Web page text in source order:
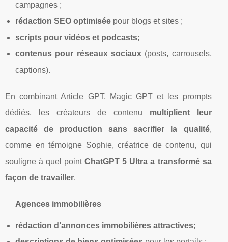
campagnes ;
rédaction SEO optimisée pour blogs et sites ;
scripts pour vidéos et podcasts;
contenus pour réseaux sociaux(posts, carrousels,
captions).
En combinant Article GPT, Magic GPT et les prompts
dédiés, les créateurs de contenu multiplient leur
capacité de production sans sacrifier la qualité,
comme en témoigne Sophie, créatrice de contenu, qui
souligne à quel pointChatGPT 5 Ultra a transformé sa
façon de travailler.
Agences immobilières
rédaction d’annonces immobilières attractives;